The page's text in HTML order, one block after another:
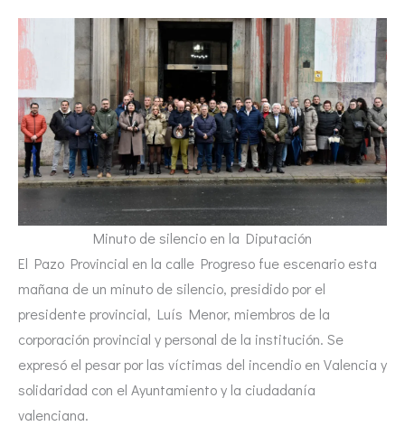
Minuto de silencio en la Diputación
El Pazo Provincial en la calle Progreso fue escenario esta
mañana de un minuto de silencio, presidido por el
presidente provincial, Luís Menor, miembros de la
corporación provincial y personal de la institución. Se
expresó el pesar por las víctimas del incendio en Valencia y
solidaridad con el Ayuntamiento y la ciudadanía
valenciana.